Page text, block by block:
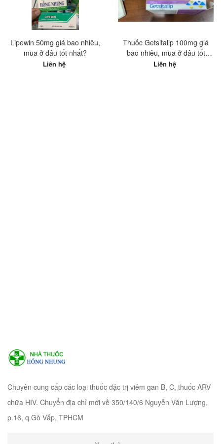
Lipewin 50mg giá bao nhiêu,
mua ở đâu tốt nhất?
Liên hệ
Thuốc Getsitalip 100mg giá
bao nhiêu, mua ở đâu tốt
nhất?
Liên hệ
Chuyên cung cấp các loại thuốc đặc trị viêm gan B, C, thuốc ARV
chữa HIV. Chuyển địa chỉ mới về 350/140/6 Nguyễn Văn Lượng,
p.16, q.Gò Vấp, TPHCM